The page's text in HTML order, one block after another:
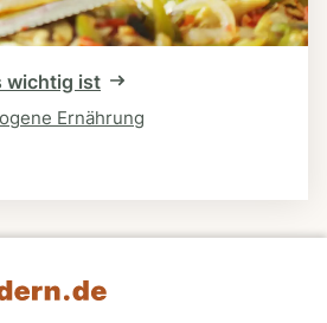
wichtig ist
Ernährung